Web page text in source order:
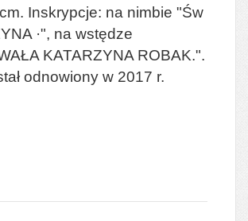
Inskrypcje: na nimbie "Św
·", na wstędze
KATARZYNA ROBAK.".
odnowiony w 2017 r.